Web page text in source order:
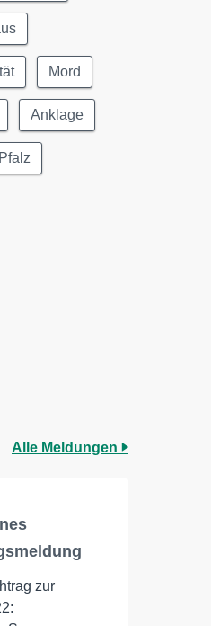
Mord
Anklage
Alle Meldungen
zur